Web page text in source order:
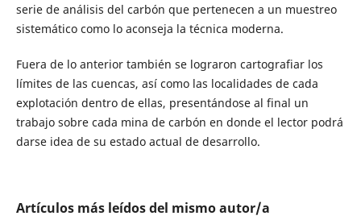
serie de análisis del carbón que pertenecen a un muestreo
sistemático como lo aconseja la técnica moderna.
Fuera de lo anterior también se lograron cartografiar los
límites de las cuencas, así como las localidades de cada
explotación dentro de ellas, presentándose al final un
trabajo sobre cada mina de carbón en donde el lector podrá
darse idea de su estado actual de desarrollo.
Artículos más leídos del mismo autor/a